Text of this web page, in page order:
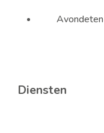
Avondeten
Diensten